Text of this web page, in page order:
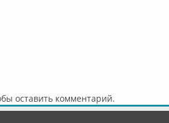
оставить комментарий.